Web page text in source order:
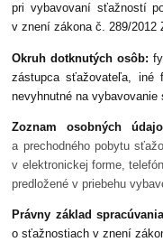
pri vybavovaní sťažností
v znení zákona č. 289/2012
Okruh dotknutých osôb:
zástupca sťažovateľa, iné
nevyhnutné na
Zoznam osobných
a prechodného pobytu
v elektronickej forme,
predložené v priebehu
Právny základ
o sťažnostiach v znení